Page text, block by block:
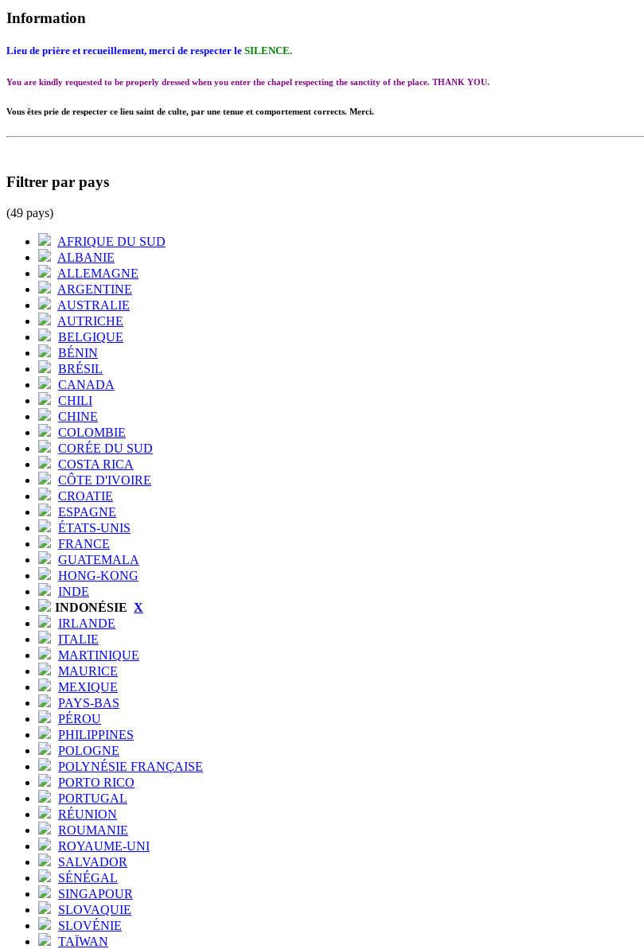
Information
Lieu de prière et recueillement, merci de respecter le SILENCE.
You are kindly requested to be properly dressed when you enter the chapel respecting the sanctity of the place. THANK YOU.
Vous êtes prie de respecter ce lieu saint de culte, par une tenue et comportement corrects. Merci.
Filtrer par pays
(49 pays)
AFRIQUE DU SUD
ALBANIE
ALLEMAGNE
ARGENTINE
AUSTRALIE
AUTRICHE
BELGIQUE
BÉNIN
BRÉSIL
CANADA
CHILI
CHINE
COLOMBIE
CORÉE DU SUD
COSTA RICA
CÔTE D'IVOIRE
CROATIE
ESPAGNE
ÉTATS-UNIS
FRANCE
GUATEMALA
HONG-KONG
INDE
INDONÉSIE X
IRLANDE
ITALIE
MARTINIQUE
MAURICE
MEXIQUE
PAYS-BAS
PÉROU
PHILIPPINES
POLOGNE
POLYNÉSIE FRANÇAISE
PORTO RICO
PORTUGAL
RÉUNION
ROUMANIE
ROYAUME-UNI
SALVADOR
SÉNÉGAL
SINGAPOUR
SLOVAQUIE
SLOVÉNIE
TAÏWAN